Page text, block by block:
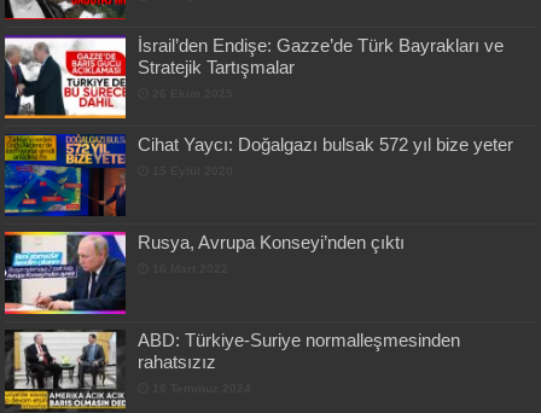
İsrail’den Endişe: Gazze’de Türk Bayrakları ve
Stratejik Tartışmalar
Cihat Yaycı: Doğalgazı bulsak 572 yıl bize yeter
Rusya, Avrupa Konseyi’nden çıktı
ABD: Türkiye-Suriye normalleşmesinden
rahatsızız